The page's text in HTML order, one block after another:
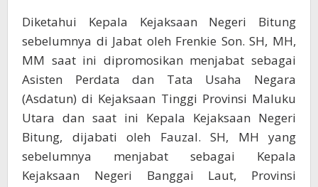
Diketahui Kepala Kejaksaan Negeri Bitung
sebelumnya di Jabat oleh Frenkie Son. SH, MH,
MM saat ini dipromosikan menjabat sebagai
Asisten Perdata dan Tata Usaha Negara
(Asdatun) di Kejaksaan Tinggi Provinsi Maluku
Utara dan saat ini Kepala Kejaksaan Negeri
Bitung, dijabati oleh Fauzal. SH, MH yang
sebelumnya menjabat sebagai Kepala
Kejaksaan Negeri Banggai Laut, Provinsi